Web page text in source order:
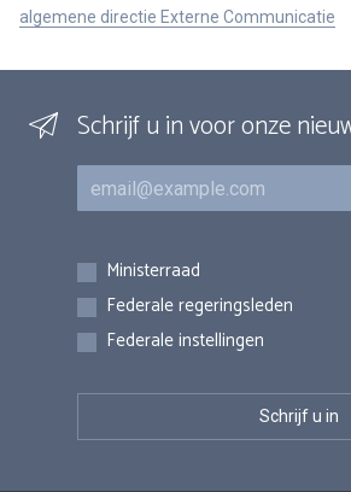
algemene directie Externe Communicatie
Schrijf u in voor onze
E-mail
Inschrijvingen
Ministerraad
Federale regeringsleden
Federale instellingen